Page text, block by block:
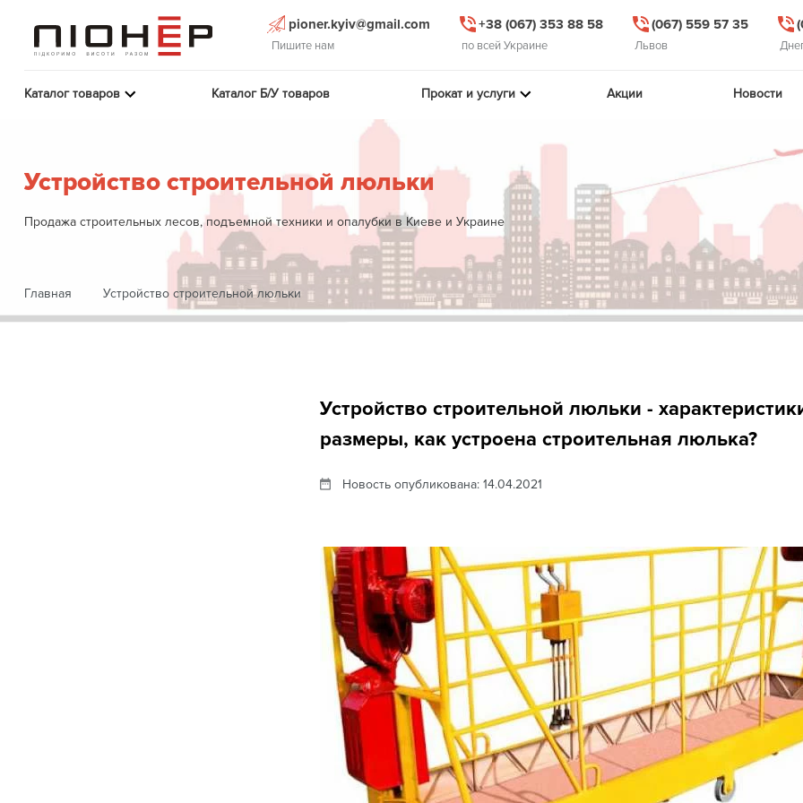
pioner.kyiv@gmail.com
Пишите нам
+38 (067) 353 88 58
по всей Украине
(067) 559 57 35
Львов
Каталог товаров Каталог Б/У товаров Прокат и услуги Акции Новости
Устройство строительной люльки
Продажа строительных лесов, подъемной техники и опалубки в Киеве и Украине
Главная Устройство строительной люльки
Устройство строительной люльки -
размеры, как устроена строительная люлька?
Новость опубликована: 14.04.2021